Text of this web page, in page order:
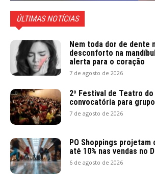
ÚLTIMAS NOTÍCIAS
Nem toda dor de dente
desconforto na
alerta para o coração
7 de agosto de 2026
2º Festival de Teatro do
convocatória para
7 de agosto de 2026
PO Shoppings
até 10% nas vendas no
6 de agosto de 2026